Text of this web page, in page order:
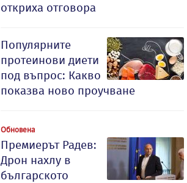
откриха отговора
Популярните
протеинови диети
под въпрос: Какво
показва ново проучване
Обновена
Премиерът Радев:
Дрон нахлу в
българското